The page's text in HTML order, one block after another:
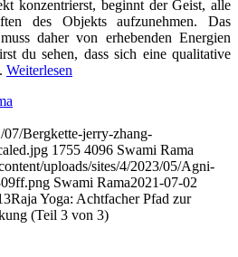
konzentrierst, beginnt der Geist, alle
des Objekts aufzunehmen. Das
daher von erhebenden Energien
du sehen, dass sich eine qualitative
Weiterlesen
07/Bergkette-jerry-zhang-
1755 4096 Swami Rama
uploads/sites/4/2023/05/Agni-
Swami Rama2021-07-02
Raja Yoga: Achtfacher Pfad zur
(Teil 3 von 3)